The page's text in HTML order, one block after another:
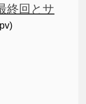
終回とサ